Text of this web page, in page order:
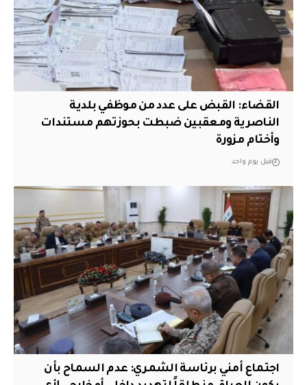
القضاء: القبض على عدد من موظفي بلدية
الناصرية ومعقبين ضبطت بحوزتهم مستندات
وأختام مزورة
قبل يوم واحد
اجتماع أمني برئاسة الشمري: عدم السماح بأن